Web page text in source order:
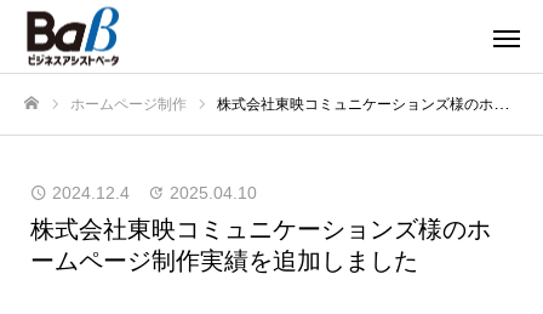
ホームページ制作 株式会社東映コミュニケーションズ様のホームページ制作実績を追加しました
2024.12.4 2025.04.10
株式会社東映コミュニケーションズ様のホ
ームページ制作実績を追加しました